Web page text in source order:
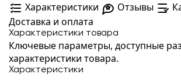
Характеристики Отзывы
Доставка и оплата
Характеристики товара
Ключевые параметры, доступные
характеристики товара.
Характеристики